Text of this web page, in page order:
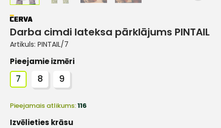
Darba cimdi lateksa pārklājums PINTAIL
Artikuls: PINTAIL/7
Pieejamie izmēri
7 8 9
Pieejamais atlikums:116
Izvēlieties krāsu